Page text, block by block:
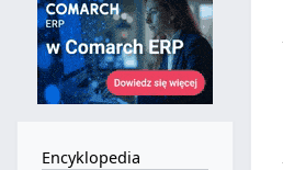
Encyklopedia